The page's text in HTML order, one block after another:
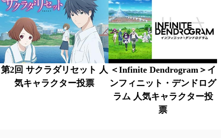
第2回 サクラダリセット 人
気キャラクター投票
＜Infinite Dendrogram＞イ
ンフィニット・デンドログ
ラム 人気キャラクター投
票